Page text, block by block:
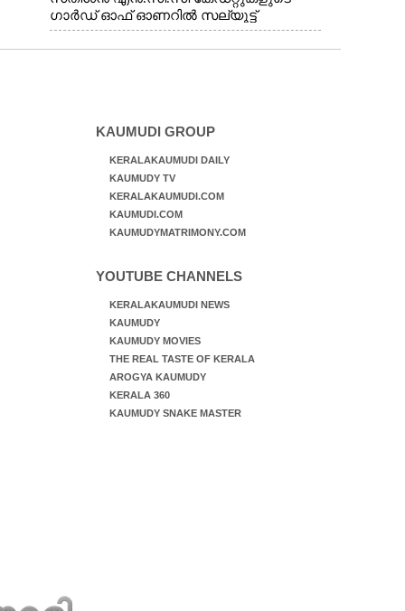
ഗാർഡ് ഓഫ് ഓണറിൽ സല്യൂട്ട്
നൽകുന്നു
KAUMUDI GROUP
KERALAKAUMUDI DAILY
KAUMUDY TV
KERALAKAUMUDI.COM
KAUMUDI.COM
KAUMUDYMATRIMONY.COM
YOUTUBE CHANNELS
KERALAKAUMUDI NEWS
KAUMUDY
KAUMUDY MOVIES
THE REAL TASTE OF KERALA
AROGYA KAUMUDY
KERALA 360
KAUMUDY SNAKE MASTER